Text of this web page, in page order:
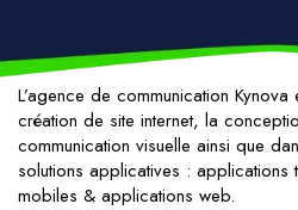
L’agence de communication
création de site internet, la
communication visuelle ainsi que
solutions applicatives : applications
mobiles & applications web.